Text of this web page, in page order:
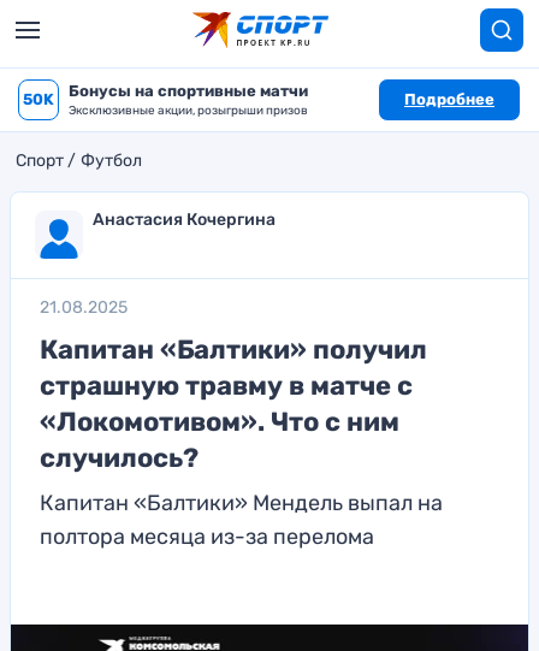
50K Бонусы на спортивные матчи
Эксклюзивные акции, розыгрыши призов
Подробнее
Спорт Футбол
Анастасия Кочергина
21.08.2025
Капитан «Балтики» получил
страшную травму в матче с
«Локомотивом». Что с ним
случилось?
Капитан «Балтики» Мендель выпал на
полтора месяца из-за перелома